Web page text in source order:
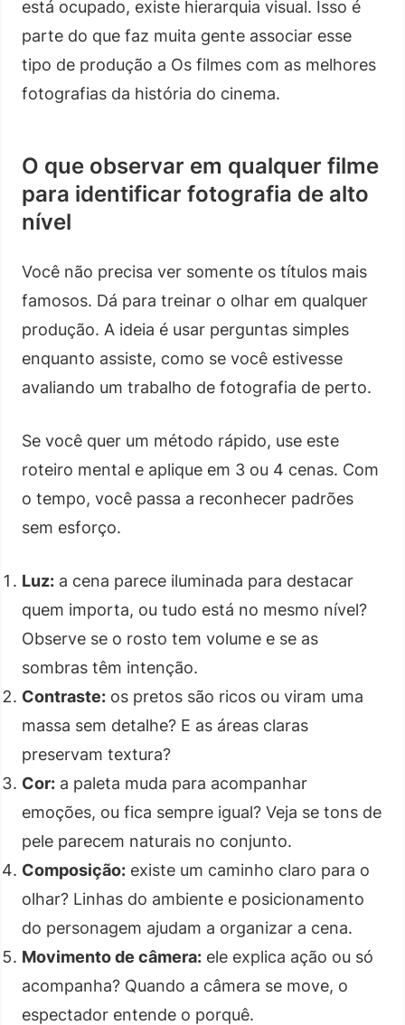
está ocupado, existe hierarquia visual. Isso é
parte do que faz muita gente associar esse
tipo de produção a Os filmes com as melhores
fotografias da história do cinema.
O que observar em qualquer filme
para identificar fotografia de alto
nível
Você não precisa ver somente os títulos mais
famosos. Dá para treinar o olhar em qualquer
produção. A ideia é usar perguntas simples
enquanto assiste, como se você estivesse
avaliando um trabalho de fotografia de perto.
Se você quer um método rápido, use este
roteiro mental e aplique em 3 ou 4 cenas. Com
o tempo, você passa a reconhecer padrões
sem esforço.
Luz: a cena parece iluminada para destacar
quem importa, ou tudo está no mesmo nível?
Observe se o rosto tem volume e se as
sombras têm intenção.
Contraste: os pretos são ricos ou viram uma
massa sem detalhe? E as áreas claras
preservam textura?
Cor: a paleta muda para acompanhar
emoções, ou fica sempre igual? Veja se tons de
pele parecem naturais no conjunto.
Composição: existe um caminho claro para o
olhar? Linhas do ambiente e posicionamento
do personagem ajudam a organizar a cena.
Movimento de câmera: ele explica ação ou só
acompanha? Quando a câmera se move, o
espectador entende o porquê.